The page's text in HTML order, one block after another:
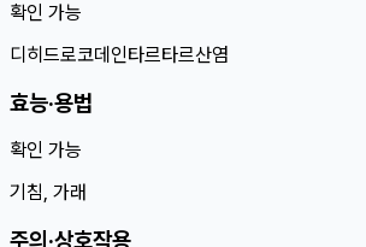
확인 가능
디히드로코데인타르타르산염
효능·용법
확인 가능
기침, 가래
주의·상호작용